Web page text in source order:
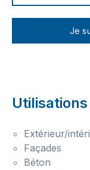
Je
Utilisations
Extérieur/
Façades
Béton